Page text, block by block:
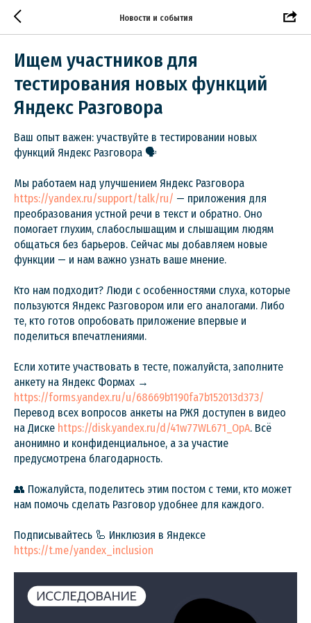
Новости и события
Ищем участников для
тестирования новых функций
Яндекс Разговора
Ваш опыт важен: участвуйте в тестировании новых
функций Яндекс Разговора 🗣
Мы работаем над улучшением Яндекс Разговора
https://yandex.ru/support/talk/ru/ — приложения для
преобразования устной речи в текст и обратно. Оно
помогает глухим, слабослышащим и слышащим людям
общаться без барьеров. Сейчас мы добавляем новые
функции — и нам важно узнать ваше мнение.
Кто нам подходит? Люди с особенностями слуха, которые
пользуются Яндекс Разговором или его аналогами. Либо
те, кто готов опробовать приложение впервые и
поделиться впечатлениями.
Если хотите участвовать в тесте, пожалуйста, заполните
анкету на Яндекс Формах →
https://forms.yandex.ru/u/68669b1190fa7b152013d373/
Перевод всех вопросов анкеты на РЖЯ доступен в видео
на Диске https://disk.yandex.ru/d/41w77WL671_OpA. Всё
анонимно и конфиденциальное, а за участие
предусмотрена благодарность.
👥 Пожалуйста, поделитесь этим постом с теми, кто может
нам помочь сделать Разговор удобнее для каждого.
Подписывайтесь 🦾 Инклюзия в Яндексе
https://t.me/yandex_inclusion